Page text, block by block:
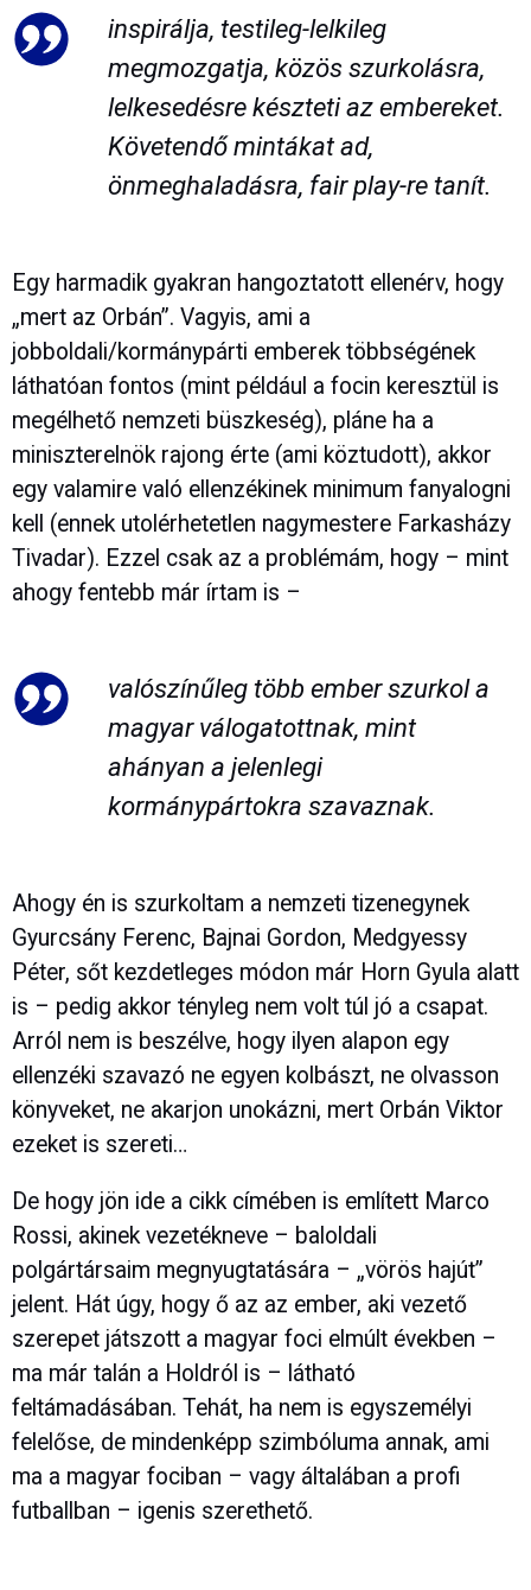
inspirálja, testileg-lelkileg
megmozgatja, közös szurkolásra,
lelkesedésre készteti az embereket.
Követendő mintákat ad,
önmeghaladásra, fair play-re tanít.
Egy harmadik gyakran hangoztatott ellenérv, hogy
„mert az Orbán”. Vagyis, ami a
jobboldali/kormánypárti emberek többségének
láthatóan fontos (mint például a focin keresztül is
megélhető nemzeti büszkeség), pláne ha a
miniszterelnök rajong érte (ami köztudott), akkor
egy valamire való ellenzékinek minimum fanyalogni
kell (ennek utolérhetetlen nagymestere Farkasházy
Tivadar). Ezzel csak az a problémám, hogy – mint
ahogy fentebb már írtam is –
valószínűleg több ember szurkol a
magyar válogatottnak, mint
ahányan a jelenlegi
kormánypártokra szavaznak.
Ahogy én is szurkoltam a nemzeti tizenegynek
Gyurcsány Ferenc, Bajnai Gordon, Medgyessy
Péter, sőt kezdetleges módon már Horn Gyula alatt
is – pedig akkor tényleg nem volt túl jó a csapat.
Arról nem is beszélve, hogy ilyen alapon egy
ellenzéki szavazó ne egyen kolbászt, ne olvasson
könyveket, ne akarjon unokázni, mert Orbán Viktor
ezeket is szereti…
De hogy jön ide a cikk címében is említett Marco
Rossi, akinek vezetékneve – baloldali
polgártársaim megnyugtatására – „vörös hajút”
jelent. Hát úgy, hogy ő az az ember, aki vezető
szerepet játszott a magyar foci elmúlt években –
ma már talán a Holdról is – látható
feltámadásában. Tehát, ha nem is egyszemélyi
felelőse, de mindenképp szimbóluma annak, ami
ma a magyar fociban – vagy általában a profi
futballban – igenis szerethető.